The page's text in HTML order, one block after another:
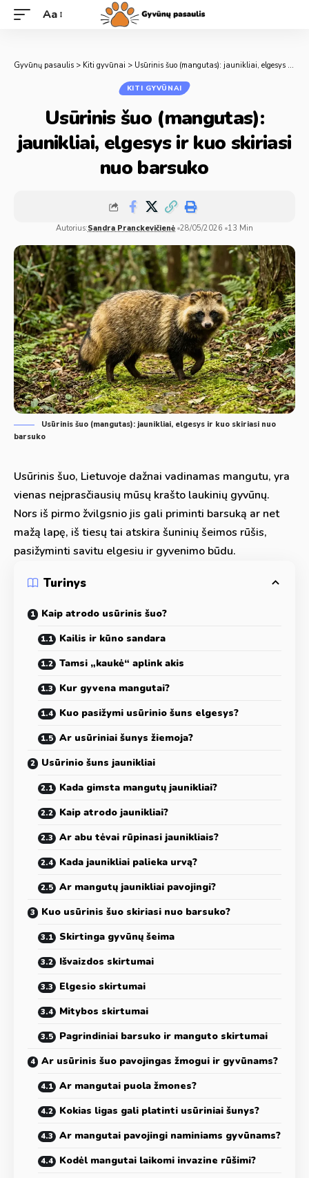
Aa
Gyvūnų pasaulis > Kiti gyvūnai > Usūrinis šuo (mangutas): jaunikliai, elgesys ir kuo skiriasi nuo barsuko
KITI GYVŪNAI
Usūrinis šuo (mangutas):
jaunikliai, elgesys ir kuo skiriasi
nuo barsuko
Autorius:Sandra Pranckevičienė 28/05/2026 13 Min
Usūrinis šuo (mangutas): jaunikliai, elgesys ir kuo skiriasi nuo
barsuko
Usūrinis šuo, Lietuvoje dažnai vadinamas mangutu, yra
vienas neįprasčiausių mūsų krašto laukinių gyvūnų.
Nors iš pirmo žvilgsnio jis gali priminti barsuką ar net
mažą lapę, iš tiesų tai atskira šuninių šeimos rūšis,
pasižyminti savitu elgesiu ir gyvenimo būdu.
Turinys
Kaip atrodo usūrinis šuo?
Kailis ir kūno sandara
Tamsi „kaukė“ aplink akis
Kur gyvena mangutai?
Kuo pasižymi usūrinio šuns elgesys?
Ar usūriniai šunys žiemoja?
Usūrinio šuns jaunikliai
Kada gimsta mangutų jaunikliai?
Kaip atrodo jaunikliai?
Ar abu tėvai rūpinasi jaunikliais?
Kada jaunikliai palieka urvą?
Ar mangutų jaunikliai pavojingi?
Kuo usūrinis šuo skiriasi nuo barsuko?
Skirtinga gyvūnų šeima
Išvaizdos skirtumai
Elgesio skirtumai
Mitybos skirtumai
Pagrindiniai barsuko ir manguto skirtumai
Ar usūrinis šuo pavojingas žmogui ir gyvūnams?
Ar mangutai puola žmones?
Kokias ligas gali platinti usūriniai šunys?
Ar mangutai pavojingi naminiams gyvūnams?
Kodėl mangutai laikomi invazine rūšimi?